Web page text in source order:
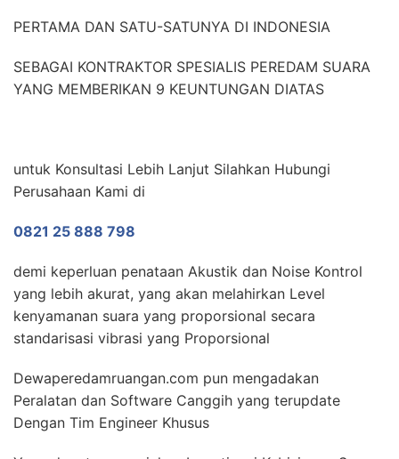
PERTAMA DAN SATU-SATUNYA DI INDONESIA
SEBAGAI KONTRAKTOR SPESIALIS PEREDAM SUARA
YANG MEMBERIKAN 9 KEUNTUNGAN DIATAS
untuk Konsultasi Lebih Lanjut Silahkan Hubungi
Perusahaan Kami di
0821 25 888 798
demi keperluan penataan Akustik dan Noise Kontrol
yang lebih akurat, yang akan melahirkan Level
kenyamanan suara yang proporsional secara
standarisasi vibrasi yang Proporsional
Dewaperedamruangan.com pun mengadakan
Peralatan dan Software Canggih yang terupdate
Dengan Tim Engineer Khusus